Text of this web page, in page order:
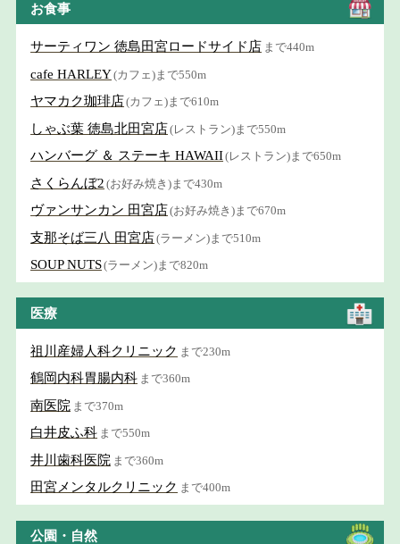
お食事
サーティワン 徳島田宮ロードサイド店 まで440m
cafe HARLEY(カフェ)まで550m
ヤマカク珈琲店(カフェ)まで610m
しゃぶ葉 徳島北田宮店(レストラン)まで550m
ハンバーグ ＆ ステーキ HAWAII(レストラン)まで650m
さくらんぼ2 (お好み焼き)まで430m
ヴァンサンカン 田宮店(お好み焼き)まで670m
支那そば三八 田宮店(ラーメン)まで510m
SOUP NUTS(ラーメン)まで820m
医療
祖川産婦人科クリニック まで230m
鶴岡内科胃腸内科 まで360m
南医院 まで370m
白井皮ふ科 まで550m
井川歯科医院 まで360m
田宮メンタルクリニック まで400m
公園・自然